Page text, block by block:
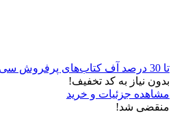
تا 30 درصد آف کتاب‌های پرفروش سی بوک
بدون نیاز به کد تخفیف!
مشاهده جزئیات و خرید
منقضی شد!